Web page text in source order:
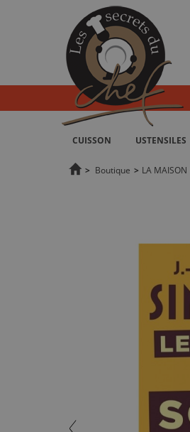
CUISSON USTENSILES
> Boutique > LA MAISON